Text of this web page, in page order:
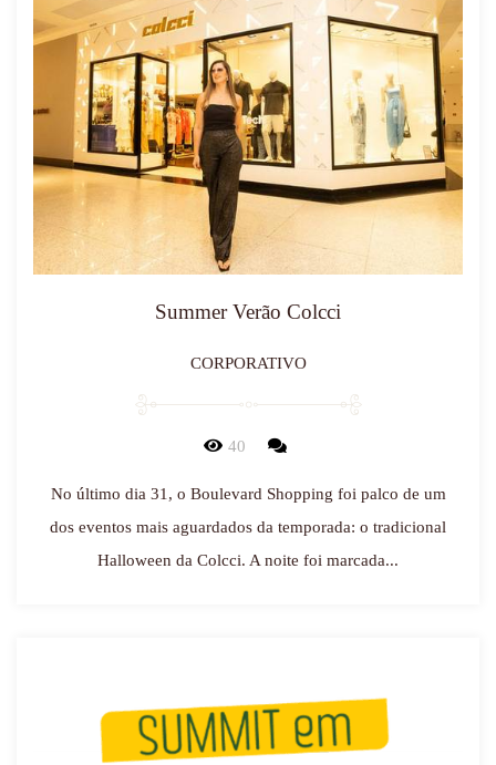
Summer Verão Colcci
CORPORATIVO
40
No último dia 31, o Boulevard Shopping foi palco de um
dos eventos mais aguardados da temporada: o tradicional
Halloween da Colcci. A noite foi marcada...